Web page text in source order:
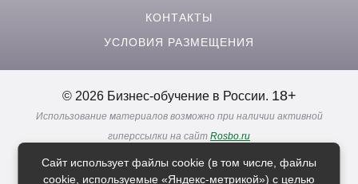
КОНТАКТЫ
УСЛОВИЯ РАЗМЕЩЕНИЯ
© 2026 Бизнес-обучение в России. 18+
Использование материалов возможно при наличии активной
гиперссылки на сайт Rosbo.ru
Реклама. Информация о рекламодателях по ссылкам
Политика в отношении обработки персональных данных
Сайт использует файлы cookie (в том числе, файлы
cookie, используемые «Яндекс-метрикой») с целью